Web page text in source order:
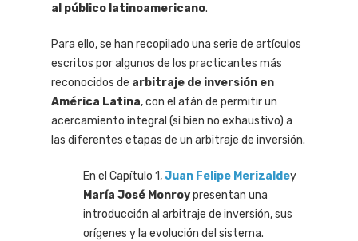
al público latinoamericano.
Para ello, se han recopilado una serie de artículos
escritos por algunos de los practicantes más
reconocidos de arbitraje de inversión en
América Latina, con el afán de permitir un
acercamiento integral (si bien no exhaustivo) a
las diferentes etapas de un arbitraje de inversión.
En el Capítulo 1,Juan Felipe Merizaldey
María José Monroypresentan una
introducción al arbitraje de inversión, sus
orígenes y la evolución del sistema.